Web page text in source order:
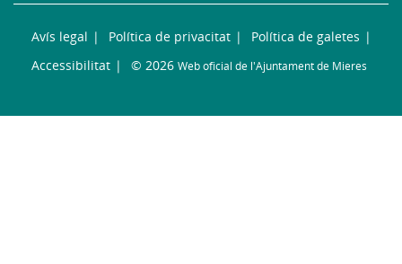
Avís legal Política de privacitat
Política de galetes
Accessibilitat
© 2026 Web oficial de l'Ajuntament de Mieres